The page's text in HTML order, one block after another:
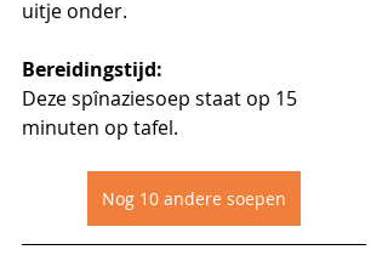
uitje onder.
Bereidingstijd:
Deze spînaziesoep staat op 15
minuten op tafel.
Nog 10 andere soepen